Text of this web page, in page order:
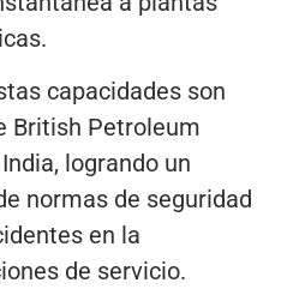
capacidades son
British Petroleum
logrando un
normas de seguridad
en la
de servicio.